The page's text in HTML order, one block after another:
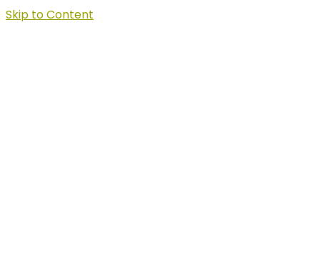
Skip to Content